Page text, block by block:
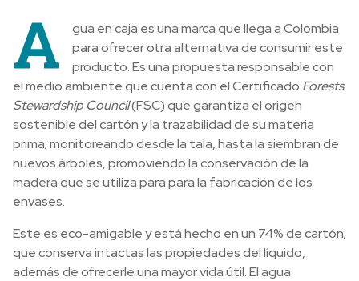
A
gua en caja es una marca que llega a Colombia
para ofrecer otra alternativa de consumir este
producto. Es una propuesta responsable con
el medio ambiente que cuenta con el Certificado Forests
Stewardship Council(FSC) que garantiza el origen
sostenible del cartón y la trazabilidad de su materia
prima; monitoreando desde la tala, hasta la siembran de
nuevos árboles, promoviendo la conservación de la
madera que se utiliza para para la fabricación de los
envases.
Este es eco-amigable y está hecho en un 74% de cartón;
que conserva intactas las propiedades del líquido,
además de ofrecerle una mayor vida útil. El agua